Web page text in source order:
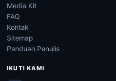
Media Kit
FAQ
Kontak
Sitemap
Panduan Penulis
IKUTI KAMI